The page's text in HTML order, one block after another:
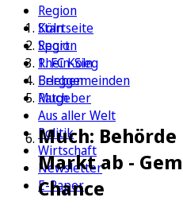
Region
Köln
Sport
1. FC Köln
Erleben
Ratgeber
Aus aller Welt
Politik
Wirtschaft
Newsletter
E-Paper
Startseite
Region
Rhein-Sieg
Berggemeinden
Much
Much:
Markt ab -
Chance